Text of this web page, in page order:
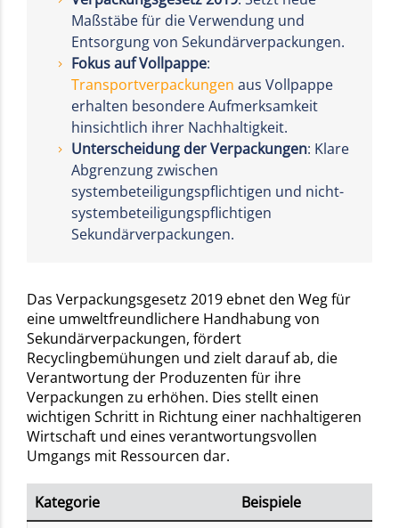
Maßstäbe für die Verwendung und
Entsorgung von Sekundärverpackungen.
Fokus auf Vollpappe:
Transportverpackungen aus Vollpappe
erhalten besondere Aufmerksamkeit
hinsichtlich ihrer Nachhaltigkeit.
Unterscheidung der Verpackungen: Klare
Abgrenzung zwischen
systembeteiligungspflichtigen und nicht-
systembeteiligungspflichtigen
Sekundärverpackungen.
Das Verpackungsgesetz 2019 ebnet den Weg für
eine umweltfreundlichere Handhabung von
Sekundärverpackungen, fördert
Recyclingbemühungen und zielt darauf ab, die
Verantwortung der Produzenten für ihre
Verpackungen zu erhöhen. Dies stellt einen
wichtigen Schritt in Richtung einer nachhaltigeren
Wirtschaft und eines verantwortungsvollen
Umgangs mit Ressourcen dar.
Kategorie Beispiele